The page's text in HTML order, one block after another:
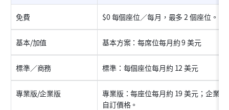
免費 $0 每個座位／每月，最多 2 個座位。
基本/加值 基本方案：每席位每月約 9 美元
標準／商務 標準：每個座位每月約 12 美元
專業版/企業版
專業版：每座位每月約 19 美元；企業版
自訂價格。